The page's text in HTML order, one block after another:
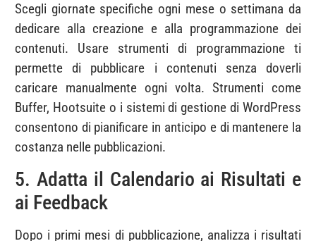
Scegli giornate specifiche ogni mese o settimana da
dedicare alla creazione e alla programmazione dei
contenuti. Usare strumenti di programmazione ti
permette di pubblicare i contenuti senza doverli
caricare manualmente ogni volta. Strumenti come
Buffer, Hootsuite o i sistemi di gestione di WordPress
consentono di pianificare in anticipo e di mantenere la
costanza nelle pubblicazioni.
5. Adatta il Calendario ai Risultati e
ai Feedback
Dopo i primi mesi di pubblicazione, analizza i risultati